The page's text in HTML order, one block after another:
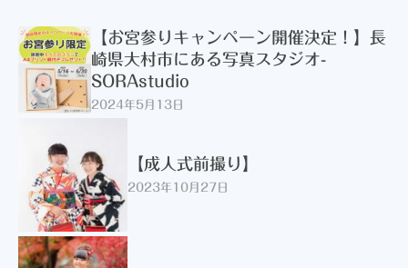
【お宮参りキャンペーン開催決定！】長
崎県大村市にある写真スタジオ-
SORAstudio
2024年5月13日
【成人式前撮り】
2023年10月27日